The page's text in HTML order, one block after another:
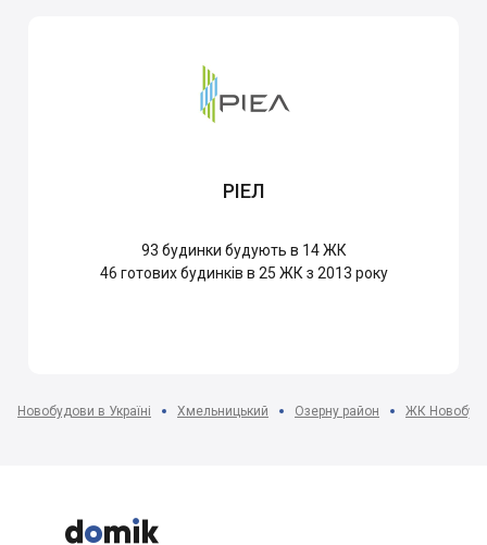
РІЕЛ
93 будинки будують в 14 ЖК
46 готових будинків в 25 ЖК з 2013 року
Новобудови в Україні Хмельницький Озерну район ЖК


